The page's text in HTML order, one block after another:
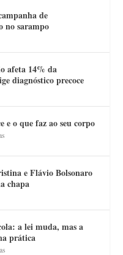
de
no sarampo
afeta 14% da
diagnóstico precoce
e o que faz ao seu corpo
e Flávio Bolsonaro
chapa
a lei muda, mas a
prática